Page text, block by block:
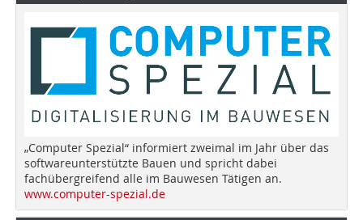
„Computer Spezial“ informiert zweimal im Jahr über das
softwareunterstützte Bauen und spricht dabei
fachübergreifend alle im Bauwesen Tätigen an.
www.computer-spezial.de